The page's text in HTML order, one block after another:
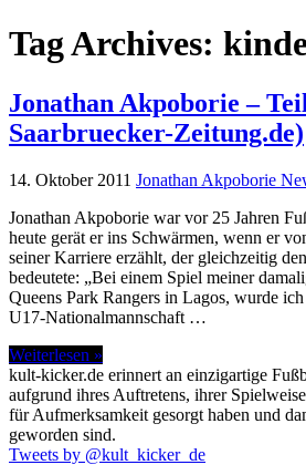
Tag Archives:
Jonathan Akpoborie –
Saarbruecker-Zeitung.de)
14. Oktober 2011 Jonathan Akpoborie
Jonathan Akpoborie war vor 25 Jahren
heute gerät er ins Schwärmen, wenn er
seiner Karriere erzählt, der gleichzeitig
bedeutete: „Bei einem Spiel meiner
Queens Park Rangers in Lagos, wurde
U17-Nationalmannschaft …
Weiterlesen »
kult-kicker.de erinnert an einzigartige
aufgrund ihres Auftretens, ihrer
für Aufmerksamkeit gesorgt haben und
geworden sind.
Tweets by @kult_kicker_de